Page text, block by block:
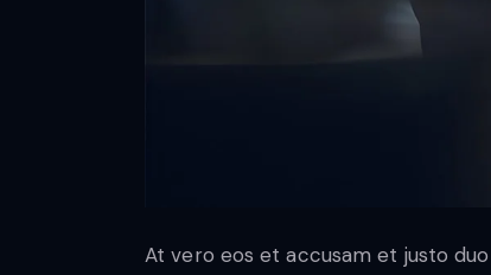
At vero eos et accusam et justo